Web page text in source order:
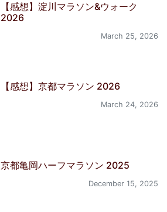
【感想】淀川マラソン&ウォーク
2026
March 25, 2026
【感想】京都マラソン 2026
March 24, 2026
京都亀岡ハーフマラソン 2025
December 15, 2025